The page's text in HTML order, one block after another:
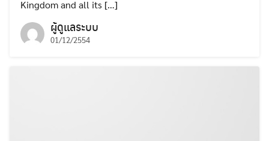
Kingdom and all its […]
ผู้ดูแลระบบ
01/12/2554